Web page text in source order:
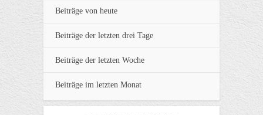
Beiträge von heute
Beiträge der letzten drei Tage
Beiträge der letzten Woche
Beiträge im letzten Monat